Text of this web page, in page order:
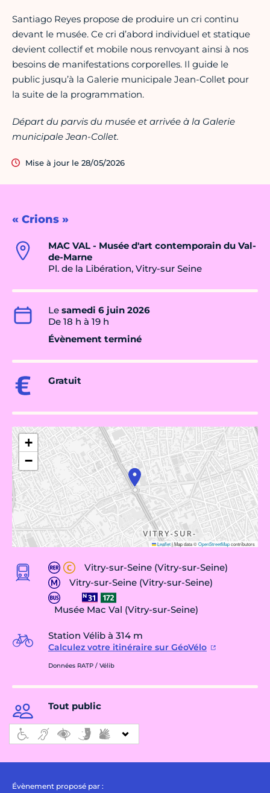
« Crions »
MAC VAL - Musée d'art contemporain du Val-
de-Marne
Pl. de la Libération, Vitry-sur Seine
Le samedi 6 juin 2026
De 18 h à 19 h
Évènement terminé
Gratuit
+
−
Leaflet|Map data ©OpenStreetMapcontributors
Vitry-sur-Seine (Vitry-sur-Seine)
Vitry-sur-Seine (Vitry-sur-Seine)
Musée Mac Val (Vitry-sur-Seine)
Station Vélib à 314 m
Calculez votre itinéraire sur GéoVélo
Données RATP / Vélib
Tout public
Évènement proposé par :
Santiago Reyes propose de produire un cri continu
devant le musée. Ce cri d’abord individuel et statique
devient collectif et mobile nous renvoyant ainsi à nos
besoins de manifestations corporelles. Il guide le
public jusqu’à la Galerie municipale Jean-Collet pour
la suite de la programmation.
Départ du parvis du musée et arrivée à la Galerie
municipale Jean-Collet.
Mise à jour le 28/05/2026